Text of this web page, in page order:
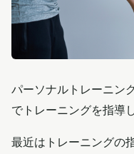
パーソナルトレーニン
でトレーニングを指導
最近はトレーニングの